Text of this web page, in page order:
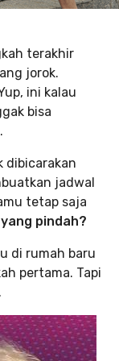
terakhir
jorok.
ini kalau
bisa
dibicarakan
jadwal
tetap saja
pindah?
di rumah baru
pertama. Tapi